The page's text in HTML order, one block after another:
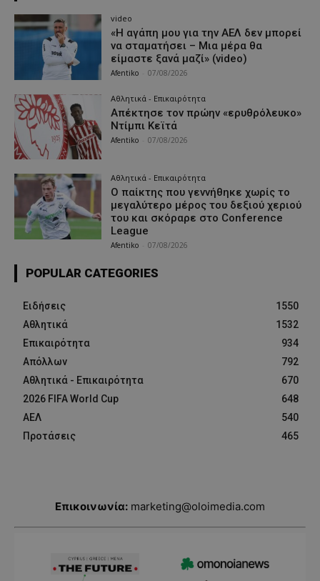
video
«Η αγάπη μου για την ΑΕΛ δεν μπορεί
να σταματήσει – Μια μέρα θα
είμαστε ξανά μαζί» (video)
Afentiko 07/08/2026
Αθλητικά - Επικαιρότητα
Απέκτησε τον πρώην «ερυθρόλευκο»
Ντίμπι Κεϊτά
Afentiko 07/08/2026
Αθλητικά - Επικαιρότητα
Ο παίκτης που γεννήθηκε χωρίς το
μεγαλύτερο μέρος του δεξιού χεριού
του και σκόραρε στο Conference
League
Afentiko 07/08/2026
POPULAR CATEGORIES
Ειδήσεις
1550
Αθλητικά
1532
Επικαιρότητα
934
Απόλλων
792
Αθλητικά - Επικαιρότητα
670
2026 FIFA World Cup
648
ΑΕΛ
540
Προτάσεις
465
Επικοινωνία: marketing@oloimedia.com